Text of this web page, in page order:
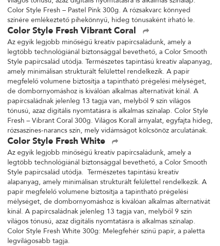
Color Style Fresh – Pastel Pink 300g. A rózsakvarc könnyed
színére emlékeztető pihekönnyű, hideg tónusaként írható le.
Color Style Fresh Vibrant Coral
Az egyik legjobb minőségű kreatív papírcsaládunk, amely a
legtöbb technológiánál biztonsággal bevethető, a Color Smooth
Style papírcsalád utódja. Természetes tapintású kreatív alapanyag,
amely minimálisan strukturált felülettel rendelkezik. A papír
megfelelő volumene biztosítja a tapintható prégelési mélységet,
de dombornyomáshoz is kiválóan alkalmas alternatívát kínál. A
papírcsaládnak jelenleg 13 tagja van, melyből 9 szín világos
tónusú, azaz digitális nyomtatásra is alkalmas színalap. Color Style
Fresh – Vibrant Coral 300g. Világos Korall árnyalat, egyfajta hideg,
rózsaszínes-narancs szín, mely vidámságot kölcsönöz arculatának.
Color Style Fresh White
Az egyik legjobb minőségű kreatív papírcsaládunk, amely a
legtöbb technológiánál biztonsággal bevethető, a Color Smooth
Style papírcsalád utódja. Természetes tapintású kreatív
alapanyag, amely minimálisan strukturált felülettel rendelkezik. A
papír megfelelő volumene biztosítja a tapintható prégelési
mélységet, de dombornyomáshoz is kiválóan alkalmas alternatívát
kínál. A papírcsaládnak jelenleg 13 tagja van, melyből 9 szín
világos tónusú, azaz digitális nyomtatásra is alkalmas színalap.
Color Style Fresh White 300g: Melegfehér színű papír, a paletta
legvilágosabb tagja.